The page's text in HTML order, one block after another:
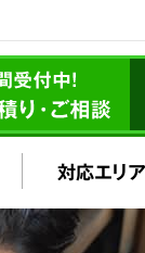
対応エリア